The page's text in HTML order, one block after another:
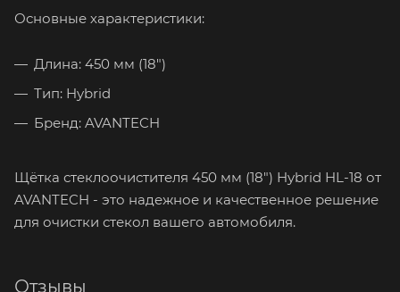
Основные характеристики:
Длина: 450 мм (18")
Тип: Hybrid
Бренд: AVANTECH
Щётка стеклоочистителя 450 мм (18") Hybrid HL-18 от
AVANTECH - это надежное и качественное решение
для очистки стекол вашего автомобиля.
Отзывы